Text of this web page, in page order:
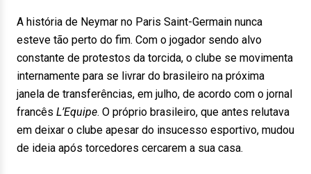
A história de Neymar no Paris Saint-Germain nunca
esteve tão perto do fim. Com o jogador sendo alvo
constante de protestos da torcida, o clube se movimenta
internamente para se livrar do brasileiro na próxima
janela de transferências, em julho, de acordo com o jornal
francês L’Equipe. O próprio brasileiro, que antes relutava
em deixar o clube apesar do insucesso esportivo, mudou
de ideia após torcedores cercarem a sua casa.